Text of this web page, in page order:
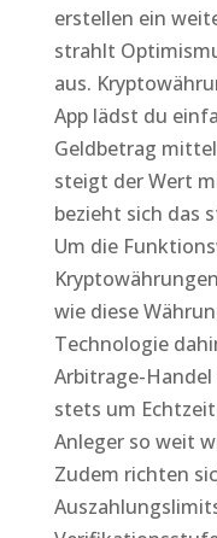
erstellen ein
strahlt
aus.
App lädst du
Geldbetrag
steigt der Wert
bezieht sich das
Um die
wie diese
Technologie
Arbitrage-
stets um
Anleger so weit
Zudem richten